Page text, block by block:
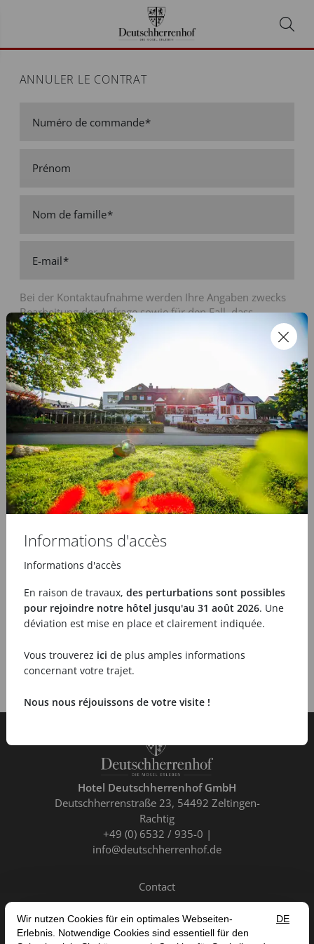
ANNULER LE CONTRAT
Numéro de commande
Prénom
Nom de famille
E-mail
Bei der Kontaktaufnahme werden Ihre Angaben zwecks
Bearbeitung der Anfrage sowie für den Fall, dass
Anschlussfragen entstehen, gespeichert. Weitere
Informationen zum Datenschutz finden Sie in unserer
Datenschutzerklärung
Widerruf bestätigen
Hotel Deutschherrenhof GmbH
Deutschherrenstraße 23 54492 Zeltingen-
Rachtig
+49 (0) 6532 / 935-0
info@deutschherrenhof.de
Contact
FR DE EN NL
ANNULER LE CONTRATMENTIONS LÉGALES
Informations d'accès
Informations d'accès
En raison de travaux, des perturbations sont possibles
pour rejoindre notre hôtel jusqu'au 31 août 2026. Une
déviation est mise en place et clairement indiquée.
Vous trouverez ici de plus amples informations
concernant votre trajet.
Nous nous réjouissons de votre visite !